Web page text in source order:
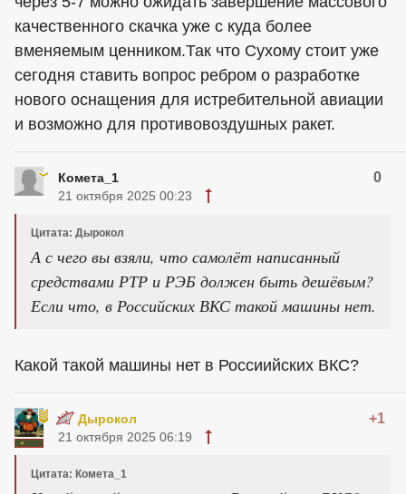
качественного скачка уже с куда более
вменяемым ценником.Так что Сухому стоит уже
сегодня ставить вопрос ребром о разработке
нового оснащения для истребительной авиации
и возможно для противовоздушных ракет.
Комета_1 0
21 октября 2025 00:23
Цитата: Дырокол
А с чего вы взяли, что самолёт написанный
средствами РТР и РЭБ должен быть дешёвым?
Если что, в Российских ВКС такой машины нет.
Какой такой машины нет в Россиийских ВКС?
Дырокол +1
21 октября 2025 06:19
Цитата: Комета_1